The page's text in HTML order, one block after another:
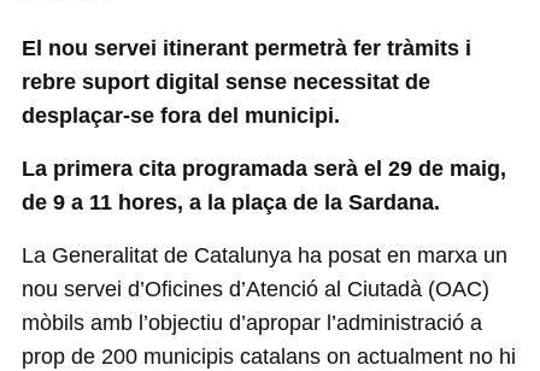
El nou servei itinerant permetrà fer tràmits i
rebre suport digital sense necessitat de
desplaçar-se fora del municipi.
La primera cita programada serà el 29 de maig,
de 9 a 11 hores, a la plaça de la Sardana.
La Generalitat de Catalunya ha posat en marxa un
nou servei d’Oficines d’Atenció al Ciutadà (OAC)
mòbils amb l’objectiu d’apropar l’administració a
prop de 200 municipis catalans on actualment no hi